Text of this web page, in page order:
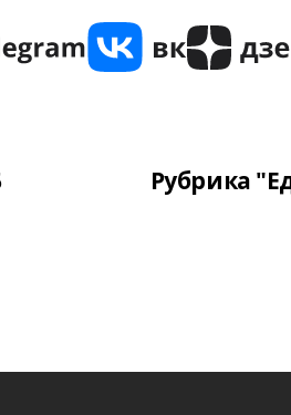
Рубрика